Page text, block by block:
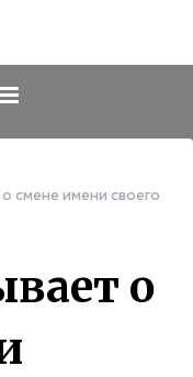
смене имени своего
о